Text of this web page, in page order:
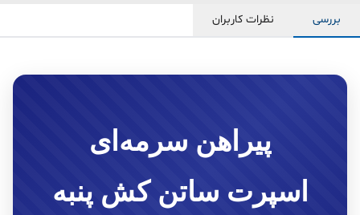
بررسی نظرات کاربران
پیراهن سرمه‌ای
اسپرت ساتن کش پنبه